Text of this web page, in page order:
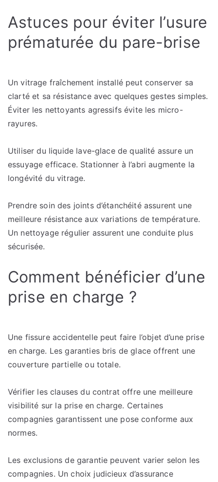
Astuces pour éviter l’usure
prématurée du pare-brise
Un vitrage fraîchement installé peut conserver sa
clarté et sa résistance avec quelques gestes simples.
Éviter les nettoyants agressifs évite les micro-
rayures.
Utiliser du liquide lave-glace de qualité assure un
essuyage efficace. Stationner à l’abri augmente la
longévité du vitrage.
Prendre soin des joints d’étanchéité assurent une
meilleure résistance aux variations de température.
Un nettoyage régulier assurent une conduite plus
sécurisée.
Comment bénéficier d’une
prise en charge ?
Une fissure accidentelle peut faire l’objet d’une prise
en charge. Les garanties bris de glace offrent une
couverture partielle ou totale.
Vérifier les clauses du contrat offre une meilleure
visibilité sur la prise en charge. Certaines
compagnies garantissent une pose conforme aux
normes.
Les exclusions de garantie peuvent varier selon les
compagnies. Un choix judicieux d’assurance